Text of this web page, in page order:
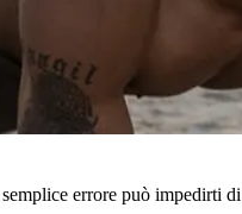
errore può impedirti